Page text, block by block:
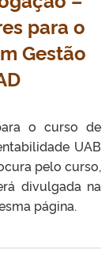
para o
Gestão
o curso de
UAB
pelo curso,
divulgada na
página.